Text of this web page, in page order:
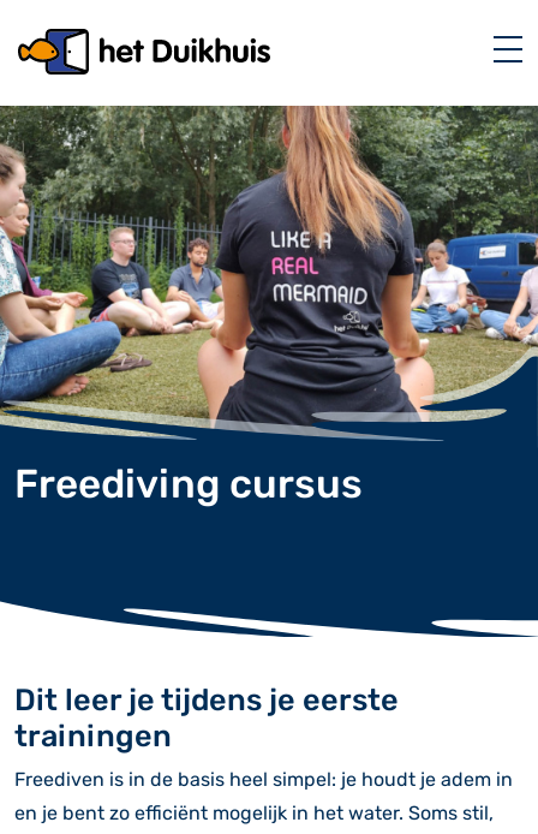
Freediving cursus
Dit leer je tijdens je eerste
trainingen
Freediven is in de basis heel simpel: je houdt je adem in
en je bent zo efficiënt mogelijk in het water. Soms stil,